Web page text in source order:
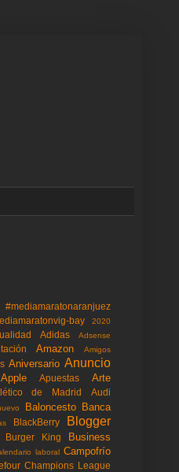
#mediamaratonaranjuez
bay
2020
Adidas Adsense
Amazon Amigos
Aniversario Anuncio
Apple Apuestas
Arte
de Madrid Audi
Baloncesto Banca
BlackBerry
Blogger
Burger King
Business
laboral Campofrío
Champions League